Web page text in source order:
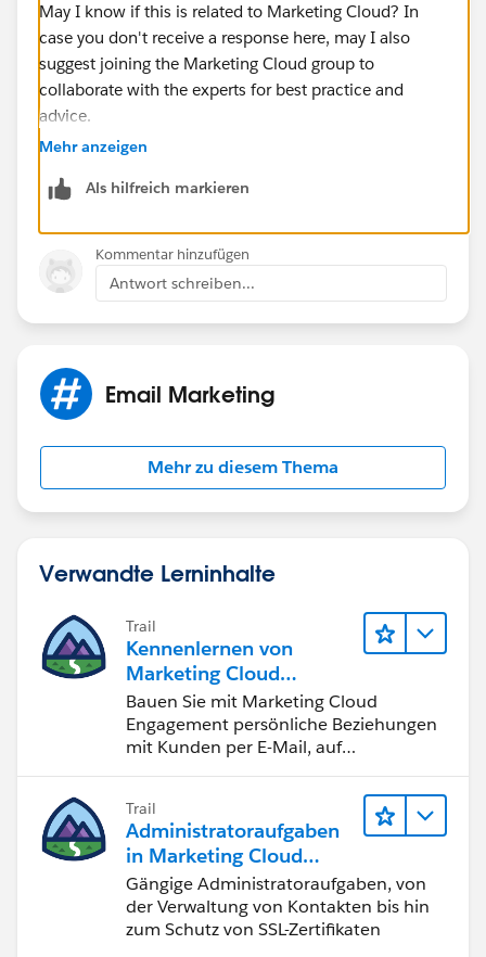
May I know if this is related to Marketing Cloud? In
case you don't receive a response here, may I also
suggest joining the Marketing Cloud group to
collaborate with the experts for best practice and
advice.
id=a1z30000006IDYkAAO
Thanks!
Mehr anzeigen
Als hilfreich markieren
Kommentar hinzufügen
Antwort schreiben...
Email Marketing
Mehr zu diesem Thema
Verwandte Lerninhalte
Trail
Kennenlernen von
Marketing Cloud
Engagement
Bauen Sie mit Marketing Cloud
Engagement persönliche Beziehungen
mit Kunden per E-Mail, auf
Werbung und im Internet auf.
Trail
Administratoraufgaben
in Marketing Cloud
Engagement
Gängige Administratoraufgaben, von
der Verwaltung von Kontakten bis hin
zum Schutz von SSL-Zertifikaten